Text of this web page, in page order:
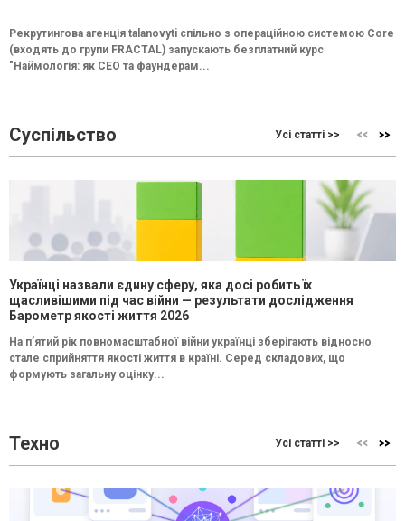
Рекрутингова агенція talanovyti спільно з операційною системою Core
(входять до групи FRACTAL) запускають безплатний курс
"Наймологія: як СEO та фаундерам...
Суспільство Усі статті >>
Українці назвали єдину сферу, яка досі робить їх
щасливішими під час війни — результати дослідження
Барометр якості життя 2026
На п’ятий рік повномасштабної війни українці зберігають відносно
стале сприйняття якості життя в країні. Серед складових, що
формують загальну оцінку...
Техно Усі статті >>